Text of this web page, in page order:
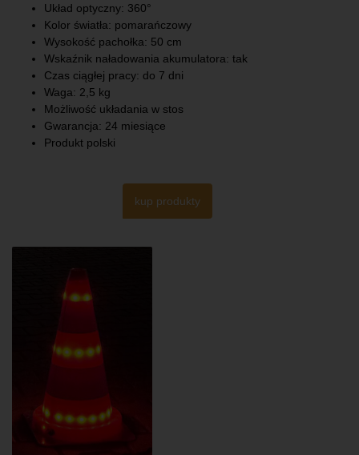
Układ optyczny: 360°
Kolor światła: pomarańczowy
Wysokość pachołka: 50 cm
Wskaźnik naładowania akumulatora: tak
Czas ciągłej pracy: do 7 dni
Waga: 2,5 kg
Możliwość układania w stos
Gwarancja: 24 miesiące
Produkt polski
kup produkty